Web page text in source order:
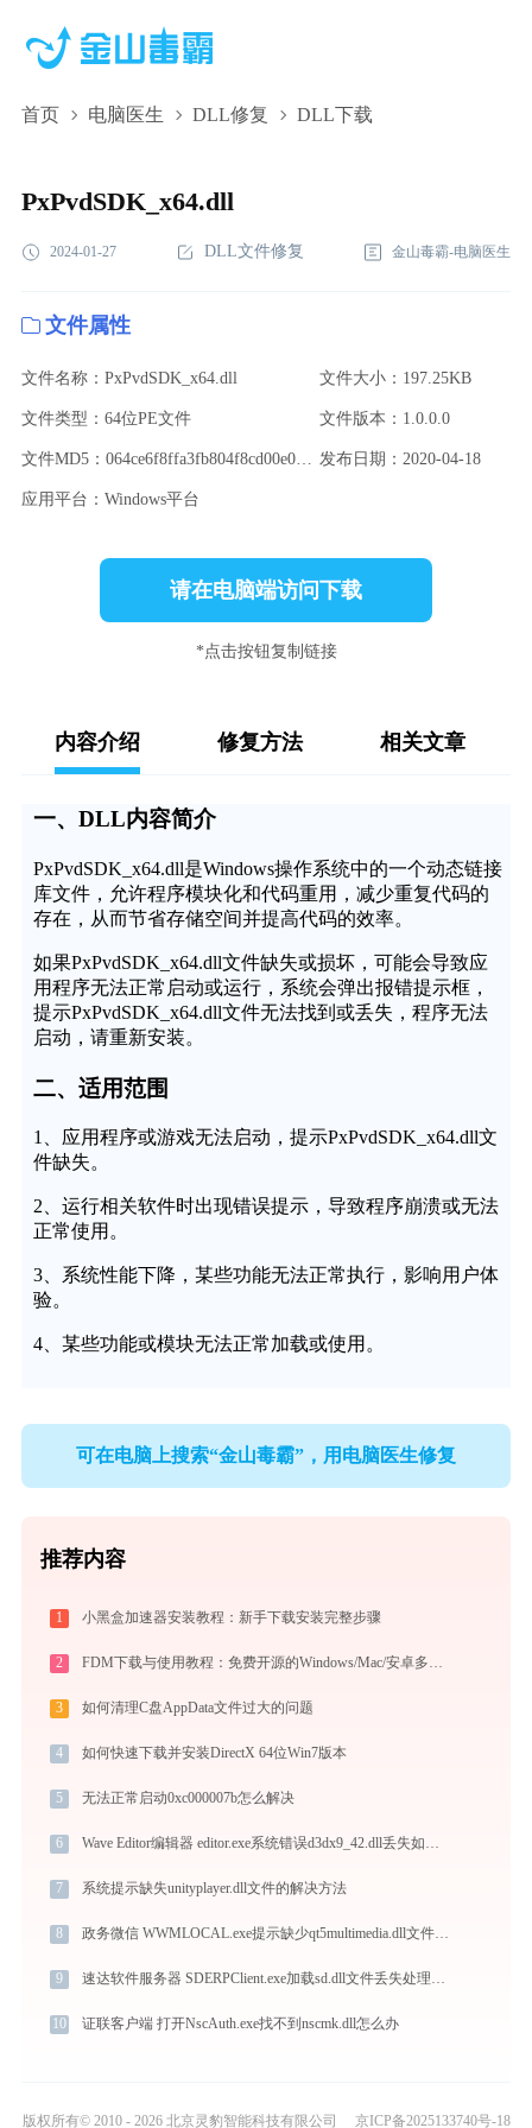
首页 电脑医生 DLL修复 DLL下载
PxPvdSDK_x64.dll,PxPvdSDK_x64.dll下载,PxPvdSDK_x64.dll修
PxPvdSDK_x64.dll
2024-01-27 DLL文件修复 金山毒霸-电脑医生
文件属性
文件名称：PxPvdSDK_x64.dll 文件大小：197.25KB
文件类型：64位PE文件 文件版本：1.0.0.0
文件MD5：064ce6f8ffa3fb804f8cd00e030a60c2 发布日期：2020-04-18
应用平台：Windows平台
请在电脑端访问下载
*点击按钮复制链接
内容介绍 修复方法 相关文章
一、DLL内容简介
PxPvdSDK_x64.dll是Windows操作系统中的一个动态链接
库文件，允许程序模块化和代码重用，减少重复代码的
存在，从而节省存储空间并提高代码的效率。
如果PxPvdSDK_x64.dll文件缺失或损坏，可能会导致应
用程序无法正常启动或运行，系统会弹出报错提示框，
提示PxPvdSDK_x64.dll文件无法找到或丢失，程序无法
启动，请重新安装。
二、适用范围
1、应用程序或游戏无法启动，提示PxPvdSDK_x64.dll文
件缺失。
2、运行相关软件时出现错误提示，导致程序崩溃或无法
正常使用。
3、系统性能下降，某些功能无法正常执行，影响用户体
验。
4、某些功能或模块无法正常加载或使用。
可在电脑上搜索“金山毒霸”，用电脑医生修复
推荐内容
1 小黑盒加速器安装教程：新手下载安装完整步骤
2 FDM下载与使用教程：免费开源的Windows/Mac/安卓多线程下载管理器
3 如何清理C盘AppData文件过大的问题
4 如何快速下载并安装DirectX 64位Win7版本
5 无法正常启动0xc000007b怎么解决
6 Wave Editor编辑器 editor.exe系统错误d3dx9_42.dll丢失如何解决
7 系统提示缺失unityplayer.dll文件的解决方法
8 政务微信 WWMLOCAL.exe提示缺少qt5multimedia.dll文件的解决办法
9 速达软件服务器 SDERPClient.exe加载sd.dll文件丢失处理办法
10 证联客户端 打开NscAuth.exe找不到nscmk.dll怎么办
版权所有© 2010 - 2026 北京灵豹智能科技有限公司 京ICP备2025133740号-18